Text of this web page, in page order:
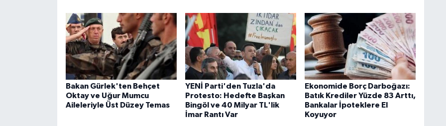
Bakan Gürlek'ten Behçet
Oktay ve Uğur Mumcu
Aileleriyle Üst Düzey Temas
YENİ Parti'den Tuzla'da
Protesto: Hedefte Başkan
Bingöl ve 40 Milyar TL'lik
İmar Rantı Var
Ekonomide Borç Darboğazı:
Batık Krediler Yüzde 83 Arttı,
Bankalar İpoteklere El
Koyuyor